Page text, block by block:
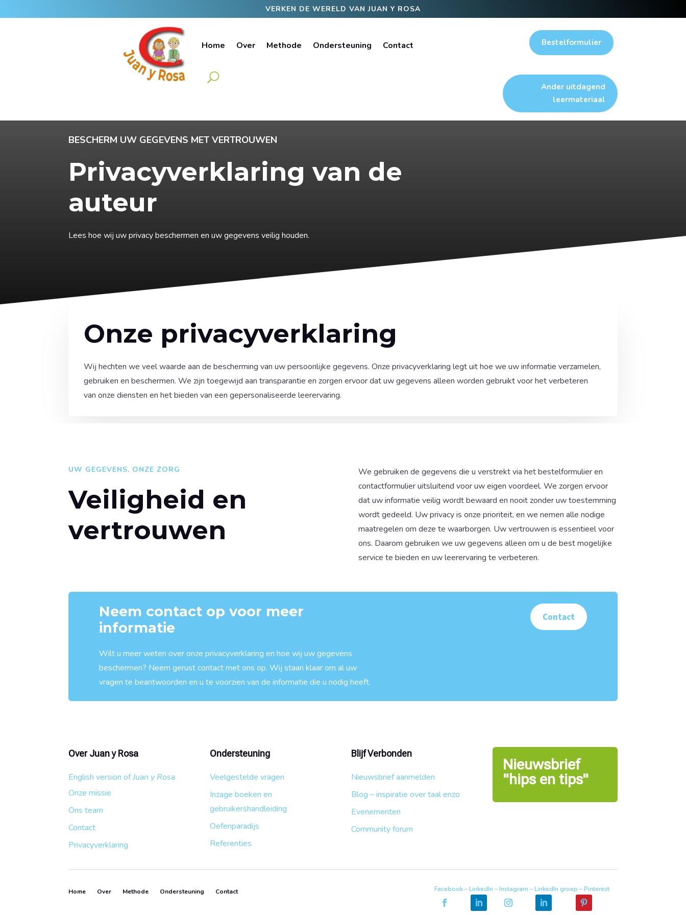
VERKEN DE WERELD VAN JUAN Y ROSA
Home Over Methode Ondersteuning Contact Bestelformulier
Ander uitdagend
leermateriaal
BESCHERM UW GEGEVENS MET VERTROUWEN
Privacyverklaring van de
auteur
Lees hoe wij uw privacy beschermen en uw gegevens veilig houden.
Onze privacyverklaring
Wij hechten we veel waarde aan de bescherming van uw persoonlijke gegevens. Onze privacyverklaring legt uit hoe we uw informatie verzamelen,
gebruiken en beschermen. We zijn toegewijd aan transparantie en zorgen ervoor dat uw gegevens alleen worden gebruikt voor het verbeteren
van onze diensten en het bieden van een gepersonaliseerde leerervaring.
UW GEGEVENS, ONZE ZORG
Veiligheid en
vertrouwen
We gebruiken de gegevens die u verstrekt via het bestelformulier en
contactformulier uitsluitend voor uw eigen voordeel. We zorgen ervoor
dat uw informatie veilig wordt bewaard en nooit zonder uw toestemming
wordt gedeeld. Uw privacy is onze prioriteit, en we nemen alle nodige
maatregelen om deze te waarborgen. Uw vertrouwen is essentieel voor
ons. Daarom gebruiken we uw gegevens alleen om u de best mogelijke
service te bieden en uw leerervaring te verbeteren.
Neem contact op voor meer
informatie
Wilt u meer weten over onze privacyverklaring en hoe wij uw gegevens
beschermen? Neem gerust contact met ons op. Wij staan klaar om al uw
vragen te beantwoorden en u te voorzien van de informatie die u nodig heeft.
Contact
Over Juan y Rosa
English version ofJuan y Rosa
Onze missie
Ons team
Contact
Privacyverklaring
Ondersteuning
Veelgestelde vragen
Inzage boeken en
gebruikershandleiding
Oefenparadijs
Referenties
Blijf Verbonden
Nieuwsbrief aanmelden
Blog – inspiratie over taal enzo
Evenementen
Community forum
Nieuwsbrief
"hips en tips"
Home Over Methode Ondersteuning Contact Facebook – LinkedIn – Instagram – LinkedIn groep – Pinterest